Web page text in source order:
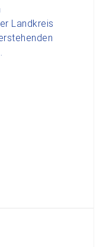
Landkreis